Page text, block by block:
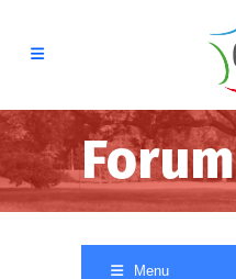
Forum
Menu